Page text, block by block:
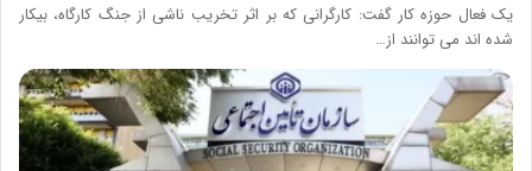
یک فعال حوزه کار گفت: کارگرانی که بر اثر تخریب ناشی از جنگ کارگاه، بیکار
شده اند می توانند از…